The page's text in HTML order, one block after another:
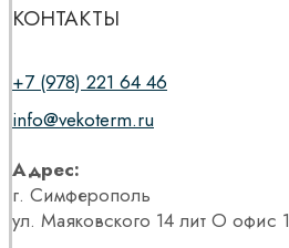
КОНТАКТЫ
+7 (978) 221 64 46
info@vekoterm.ru
Адрес:
г. Симферополь
ул. Маяковского 14 лит О офис 1